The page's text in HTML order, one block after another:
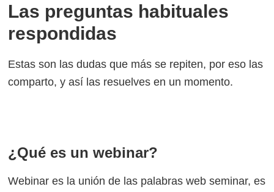
Las preguntas habituales
respondidas
Estas son las dudas que más se repiten, por eso las
comparto, y así las resuelves en un momento.
¿Qué es un webinar?
Webinar es la unión de las palabras web seminar, es